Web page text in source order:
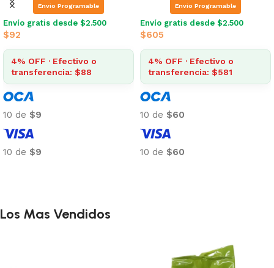
Envio Programable
Envío gratis desde $2.500
$263
4% OFF · Efectivo o
transferencia: $253
10 de$26
10 de$26
Envio Programable
Envío gratis desde $2.500
$390
4% OFF · Efectivo o
transferencia: $375
10 de$39
10 de$39
Los Mas Vendidos